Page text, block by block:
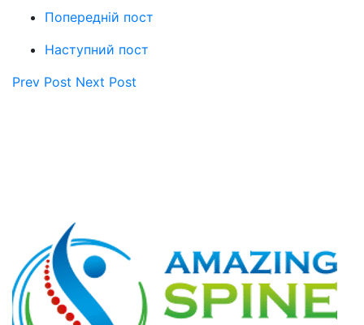
Попередній пост
Наступний пост
Prev Post Next Post